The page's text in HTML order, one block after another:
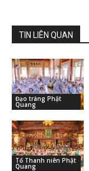
TIN LIÊN QUAN
Đạo tràng Phật
Quang
Tổ Thanh niên Phật
Quang